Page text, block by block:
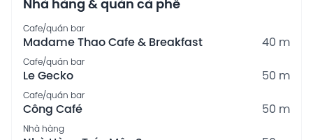
Nhà hàng & quán cà phê
Cafe/quán bar
Madame Thao Cafe & Breakfast 40 m
Cafe/quán bar
Le Gecko 50 m
Cafe/quán bar
Công Café 50 m
Nhà hàng